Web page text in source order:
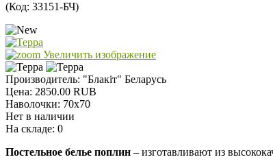
(Код: 33151-БЧ)
Увеличить изображение
Производитель: "Блакiт" Беларусь
Цена: 2850.00 RUB
Наволочки: 70х70
Нет в наличии
На складе: 0
Постельное белье поплин – изготавливают из